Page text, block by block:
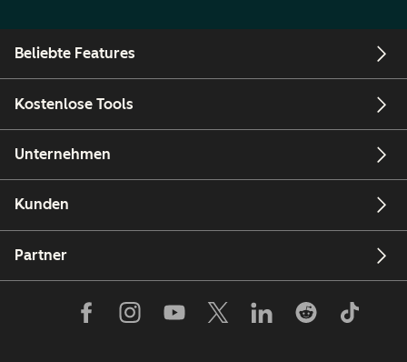
Beliebte Features
Kostenlose Tools
Unternehmen
Kunden
Partner